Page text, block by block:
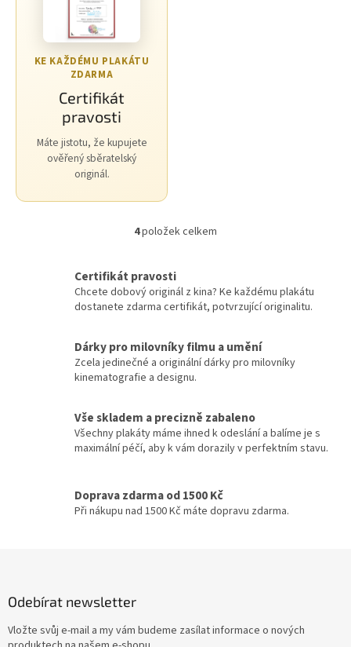
Morgan Freeman
Jean-Claude Van Damme
Mel Gibson 42
Eva Holubová 41
Matt Damon 41
Antonio Banderas 40
Ivana Chýlková 40
Lukáš Vaculík 40
Jaroslav Dušek 39
Julianne Moore 38
KE KAŽDÉMU PLAKÁTU
ZDARMA
Certifikát
pravosti
Máte jistotu, že kupujete
ověřený sběratelský
originál.
O
l
á
d
a
í
p
r
v
y
v
ý
s
u
4položek celkem
Certifikát pravosti
Chcete dobový originál z kina? Ke každému plakátu
dostanete zdarma certifikát, potvrzující originalitu.
Dárky pro milovníky filmu a umění
Zcela jedinečné a originální dárky pro milovníky
kinematografie a designu.
Vše skladem a precizně zabaleno
Všechny plakáty máme ihned k odeslání a balíme je s
maximální péčí, aby k vám dorazily v perfektním stavu.
Doprava zdarma od 1500 Kč
Při nákupu nad 1500 Kč máte dopravu zdarma.
Odebírat newsletter
Vložte svůj e-mail a my vám budeme zasílat informace o nových